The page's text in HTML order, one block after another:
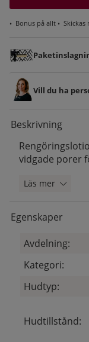
• Bonus på allt •
Vill du ha
Beskrivning
vidgade porer
Läs mer
Egenskaper
Avdelning:
Kategori:
Hudtyp:
Hudtillstånd: